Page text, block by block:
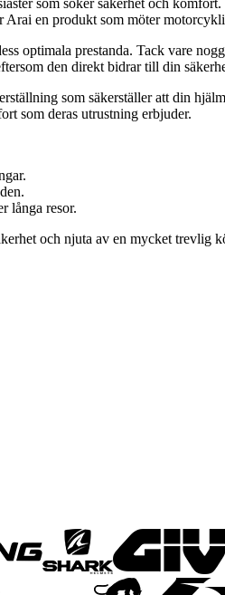
som söker säkerhet och
Arai en produkt som möter
optimala prestanda. Tack vare
den direkt bidrar till din
som säkerställer att din
som deras utrustning erbjuder.
långa resor.
och njuta av en mycket trevlig